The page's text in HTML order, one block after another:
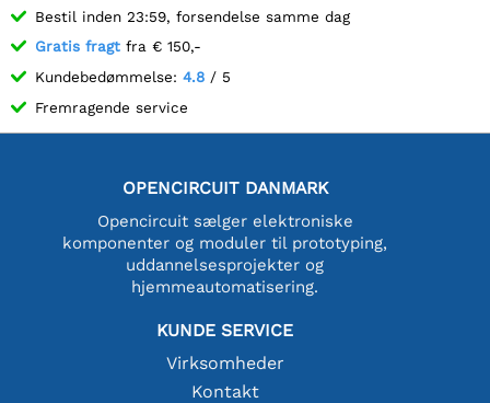
Bestil inden 23:59, forsendelse samme dag
Gratis fragt fra € 150,-
Kundebedømmelse: 4.8 / 5
Fremragende service
OPENCIRCUIT DANMARK
Opencircuit sælger elektroniske
komponenter og moduler til prototyping,
uddannelsesprojekter og
hjemmeautomatisering.
KUNDE SERVICE
Virksomheder
Kontakt